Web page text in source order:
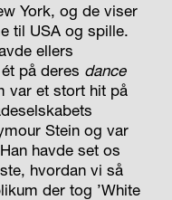
York, og de viser
til USA og spille.
ellers
på deres dance
var et stort hit på
Stein og var
havde set os
hvordan vi så
der tog ’White